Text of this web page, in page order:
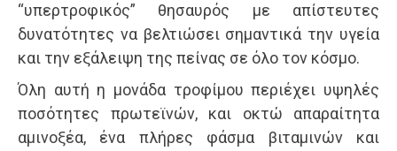
“υπερτροφικός” θησαυρός με απίστευτες
δυνατότητες να βελτιώσει σημαντικά την υγεία
και την εξάλειψη της πείνας σε όλο τον κόσμο.
Όλη αυτή η μονάδα τροφίμου περιέχει υψηλές
ποσότητες πρωτεϊνών, και οκτώ απαραίτητα
αμινοξέα, ένα πλήρες φάσμα βιταμινών και